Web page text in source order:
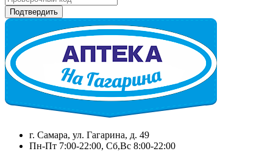
г. Самара, ул. Гагарина, д. 49
Пн-Пт 7:00-22:00, Сб,Вс 8:00-22:00